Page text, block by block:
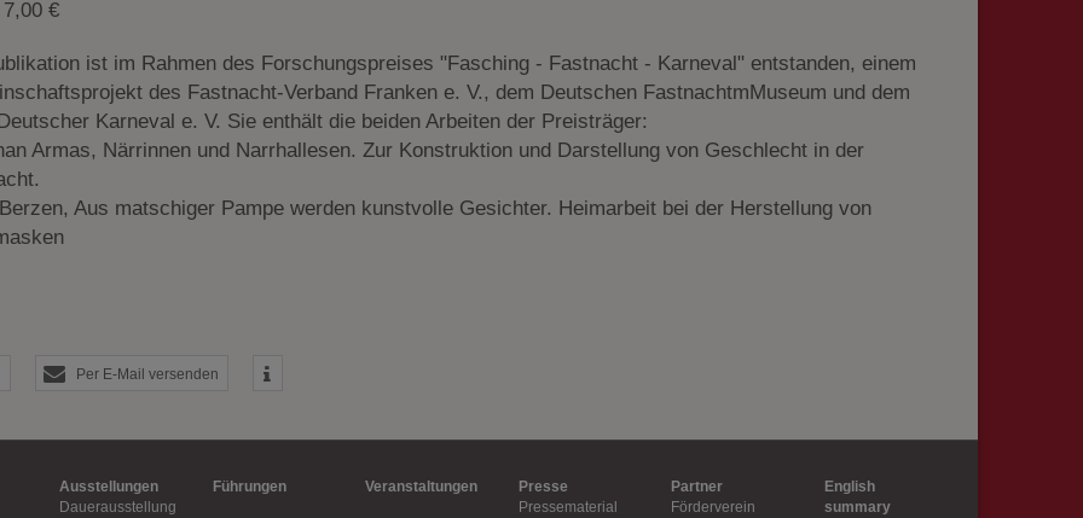
Inhalte
Inhalte auf den Seiten dieser Website eingebunden. Das können Kartendienste wie z.B. Google Maps
einer externen Website.
€
ist im Rahmen des Forschungspreises "Fasching - Fastnacht - Karneval" entstanden, einem
des Fastnacht-Verband Franken e. V., dem Deutschen FastnachtmMuseum und dem
Karneval e. V. Sie enthält die beiden Arbeiten der Preisträger:
Armas, Närrinnen und Narrhallesen. Zur Konstruktion und Darstellung von Geschlecht in der
Aus matschiger Pampe werden kunstvolle Gesichter. Heimarbeit bei der Herstellung von
Per E-Mail versenden
Ausstellungen
Dauerausstellung
Führungen Veranstaltungen
Presse
Pressematerial
Partner
Förderverein
English
summary